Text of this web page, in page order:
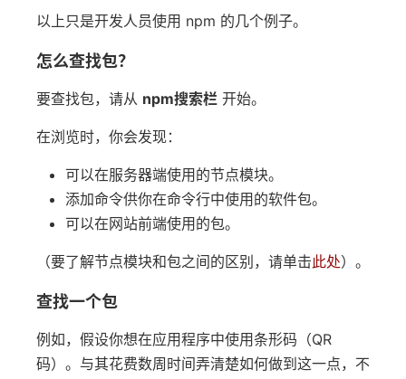
以上只是开发人员使用 npm 的几个例子。
怎么查找包？
要查找包，请从 npm搜索栏 开始。
在浏览时，你会发现：
可以在服务器端使用的节点模块。
添加命令供你在命令行中使用的软件包。
可以在网站前端使用的包。
（要了解节点模块和包之间的区别，请单击此处）。
查找一个包
例如，假设你想在应用程序中使用条形码（QR
码）。与其花费数周时间弄清楚如何做到这一点，不